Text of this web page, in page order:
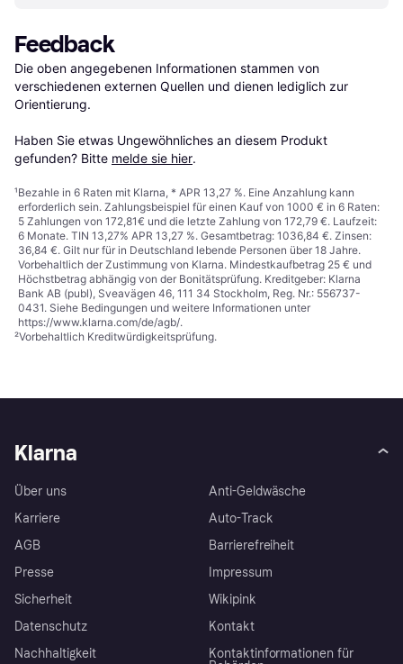
Feedback
Die oben angegebenen Informationen stammen von
verschiedenen externen Quellen und dienen lediglich zur
Orientierung.
Haben Sie etwas Ungewöhnliches an diesem Produkt
gefunden? Bitte melde sie hier.
¹Bezahle in 6 Raten mit Klarna, * APR 13,27 %. Eine Anzahlung kann
erforderlich sein. Zahlungsbeispiel für einen Kauf von 1000 € in 6 Raten:
5 Zahlungen von 172,81€ und die letzte Zahlung von 172,79 €. Laufzeit:
6 Monate. TIN 13,27% APR 13,27 %. Gesamtbetrag: 1036,84 €. Zinsen:
36,84 €. Gilt nur für in Deutschland lebende Personen über 18 Jahre.
Vorbehaltlich der Zustimmung von Klarna. Mindestkaufbetrag 25 € und
Höchstbetrag abhängig von der Bonitätsprüfung. Kreditgeber: Klarna
Bank AB (publ), Sveavägen 46, 111 34 Stockholm, Reg. Nr.: 556737-
0431. Siehe Bedingungen und weitere Informationen unter
https://www.klarna.com/de/agb/.
²Vorbehaltlich Kreditwürdigkeitsprüfung.
Klarna
Über uns
Karriere
AGB
Presse
Sicherheit
Datenschutz
Nachhaltigkeit
Anti-Geldwäsche
Auto-Track
Barrierefreiheit
Impressum
Wikipink
Kontakt
Kontaktinformationen für